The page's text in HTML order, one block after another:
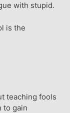
with stupid.
is the
teaching fools
to gain